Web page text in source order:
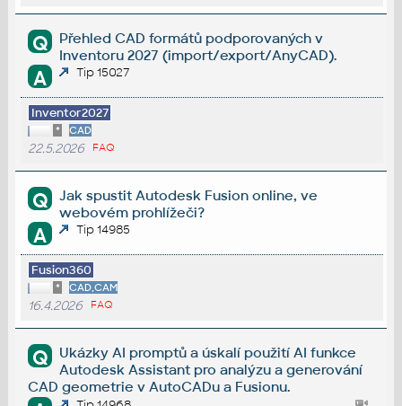
Q
Přehled CAD formátů podporovaných v
Inventoru 2027 (import/export/AnyCAD).
A Tip 15027
Inventor2027
* CAD
22.5.2026 FAQ
Q
Jak spustit Autodesk Fusion online, ve
webovém prohlížeči?
A Tip 14985
Fusion360
* CAD,CAM
16.4.2026 FAQ
Q
Ukázky AI promptů a úskalí použití AI funkce
Autodesk Assistant pro analýzu a generování
CAD geometrie v AutoCADu a Fusionu.